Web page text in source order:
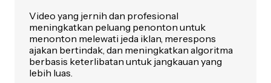
Video yang jernih dan profesional
meningkatkan peluang penonton untuk
menonton melewati jeda iklan, merespons
ajakan bertindak, dan meningkatkan algoritma
berbasis keterlibatan untuk jangkauan yang
lebih luas.